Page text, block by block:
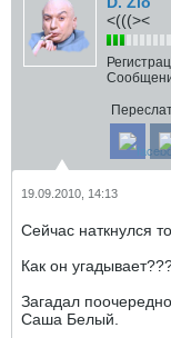
<(((><
19.09.2010, 14:13
Сейчас наткнулся
Как он
Загадал
Саша Белый.